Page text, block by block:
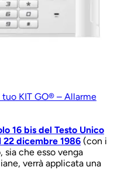
KIT GO® – Allarme
16 bis del Testo Unico
22 dicembre 1986 (con i
che esso venga
verrà applicata una